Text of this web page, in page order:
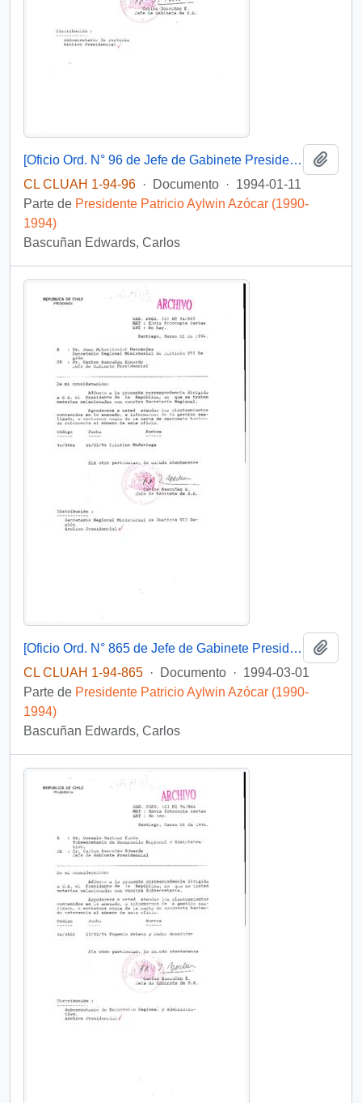
[Oficio Ord. N° 96 de Jefe de Gabinete Presidencial, remite copia de carta]
CL CLUAH 1-94-96 · Documento · 1994-01-11
Parte de Presidente Patricio Aylwin Azócar (1990-
1994)
Bascuñan Edwards, Carlos
[Oficio Ord. N° 865 de Jefe de Gabinete Presidencial, remite copia de carta que se indica]
CL CLUAH 1-94-865 · Documento · 1994-03-01
Parte de Presidente Patricio Aylwin Azócar (1990-
1994)
Bascuñan Edwards, Carlos